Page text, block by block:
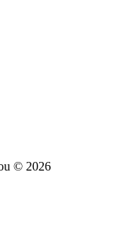
© 2026